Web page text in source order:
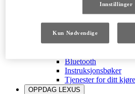
Reparasjoner
Oljeskift
Tilkoblede tjenester &
Tilkoblede tjenester
Lexus Link+
Bluetooth
Instruksjonsbøker
Tjenester for ditt
OPPDAG LEXUS
Innstillinger
Kun Nødvendige